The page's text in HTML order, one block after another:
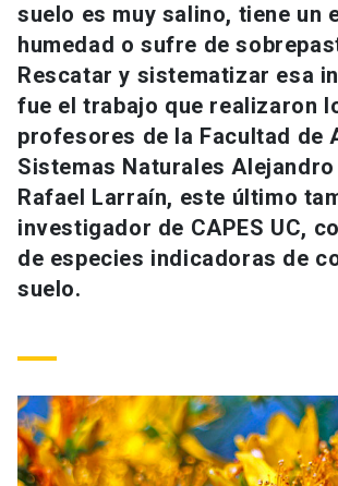
Futuros estudiantes
Estudiantes
Académicos
Personal
Alumni
Vecinos
Go to english site launch
ACCESOS DIRECTOS
Admisión launch
Correo UC launch
Mi Portal UC
suelo es muy salino, tiene un
humedad o sufre de
Rescatar y sistematizar esa
fue el trabajo que realizaron
profesores de la Facultad de
Sistemas Naturales Alejandro
Rafael Larraín, este último
investigador de CAPES UC,
de especies indicadoras de
suelo.